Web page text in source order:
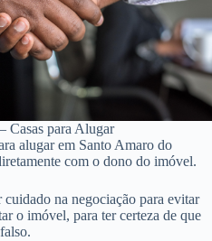
Casas para Alugar
alugar em Santo Amaro do
com o dono do imóvel.
na negociação para evitar
o imóvel, para ter certeza de que